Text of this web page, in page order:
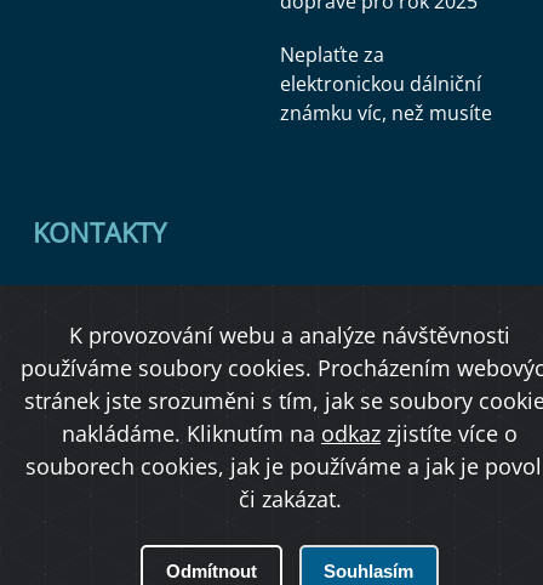
Neplaťte za
elektronickou dálniční
známku víc, než musíte
KONTAKTY
Úřední deska
Copyright © 2026 Ministerstvo dopravy ČR
K provozování webu a analýze návštěvnosti
používáme soubory cookies. Procházením
stránek jste srozuměni s tím, jak se soubory
nakládáme. Kliknutím na odkaz zjistíte více o
souborech cookies, jak je používáme a jak je
či zakázat.
Odmítnout Souhlasím